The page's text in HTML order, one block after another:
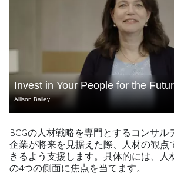
Invest in Your People for the
Allison Bailey
BCGの人材戦略を専門とするコンサル
企業が将来を見据えた際、人材の観点
きるよう支援します。具体的には、人
の4つの側面に焦点を当てます。